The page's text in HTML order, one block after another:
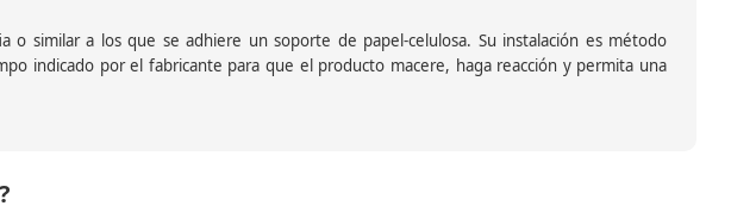
o similar a los que se adhiere un soporte de papel-celulosa. Su instalación es método
indicado por el fabricante para que el producto macere, haga reacción y permita una